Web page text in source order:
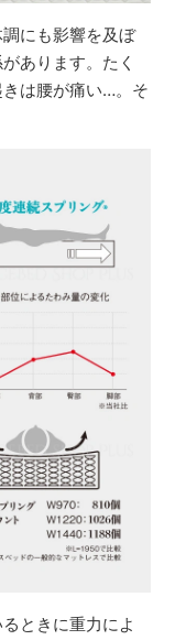
にも影響を及ぼ
あります。たく
は腰が痛い…。そ
ときに重力によ